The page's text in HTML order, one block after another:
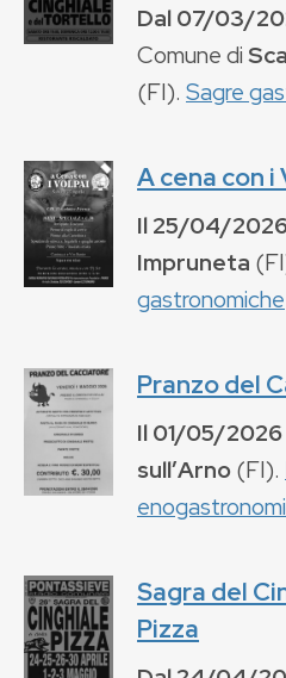
Dal07/03/
Comune di
(FI). Sagre
A cena con i
Il25/04/
Impruneta (FI
gastronomiche
Pranzo del
Il01/05/2026
sullʼArno(FI).
Sagra del
Pizza